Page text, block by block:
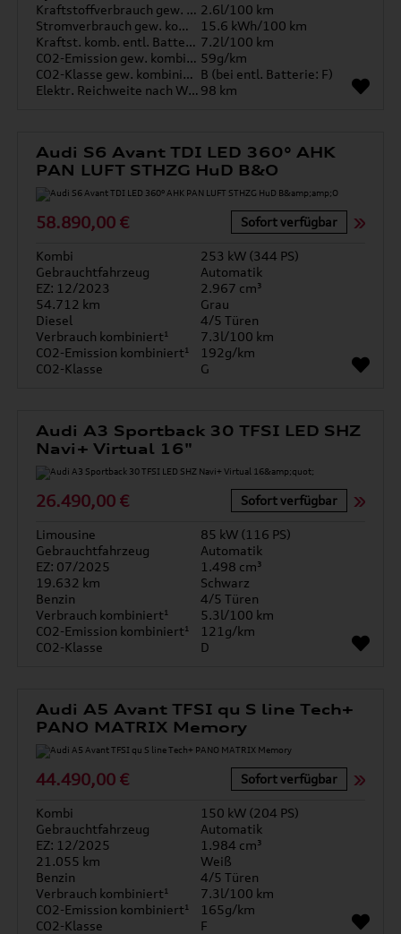
Kraftstoffverbrauch gew. kombiniert 2.6l/100 km
Stromverbrauch gew. kombiniert
15.6 kWh/100 km
Kraftst. komb. entl. Batterie 7.2l/100 km
CO2-Emission gew. kombiniert 59g/km
CO2-Klasse gew. kombiniert B (bei entl. Batterie: F)
Elektr. Reichweite nach WLTP* 98 km
Audi S6 Avant TDI LED 360° AHK
PAN LUFT STHZG HuD B&O
58.890,00 € Sofort verfügbar
Kombi
253 kW (344 PS)
Gebrauchtfahrzeug
Automatik
EZ: 12/2023
2.967 cm³
54.712 km
Grau
Diesel
4/5 Türen
Verbrauch kombiniert¹
7.3l/100 km
CO2-Emission kombiniert¹
192g/km
CO2-Klasse
G
Audi A3 Sportback 30 TFSI LED SHZ
Navi+ Virtual 16"
26.490,00 € Sofort verfügbar
Limousine
85 kW (116 PS)
Gebrauchtfahrzeug
Automatik
EZ: 07/2025
1.498 cm³
19.632 km
Schwarz
Benzin
4/5 Türen
Verbrauch kombiniert¹
5.3l/100 km
CO2-Emission kombiniert¹
121g/km
CO2-Klasse
D
Audi A5 Avant TFSI qu S line Tech+
PANO MATRIX Memory
44.490,00 € Sofort verfügbar
Kombi
150 kW (204 PS)
Gebrauchtfahrzeug
Automatik
EZ: 12/2025
1.984 cm³
21.055 km
Weiß
Benzin
4/5 Türen
Verbrauch kombiniert¹
7.3l/100 km
CO2-Emission kombiniert¹
165g/km
CO2-Klasse
F